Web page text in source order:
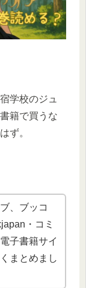
学校のジュ
籍で買うな
ず。
、ブッコ
・コミ
子書籍サイ
まとめまし